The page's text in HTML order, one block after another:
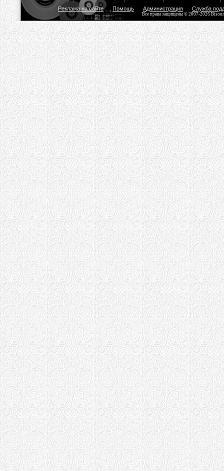
Реклама на сайте Помощь Администрация Служба
Все права защищены © 2007-2026